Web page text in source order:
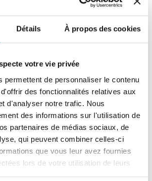
Détails À propos des cookies
votre vie privée
permettent de personnaliser le contenu
des fonctionnalités relatives aux
d'analyser notre trafic. Nous
des informations sur l'utilisation de
partenaires de médias sociaux, de
qui peuvent combiner celles-ci
que vous leur avez fournies
lors de votre utilisation de leurs